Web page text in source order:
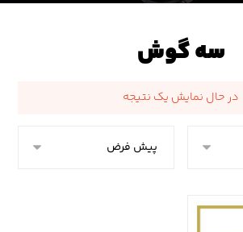
سه گوش
در حال نمایش یک نتیجه